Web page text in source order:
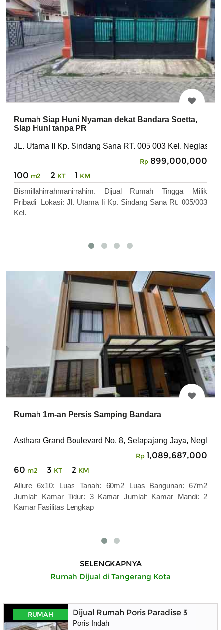
Rumah Siap Huni Nyaman dekat Bandara Soetta,
Siap Huni tanpa PR
JL. Utama II Kp. Sindang Sana RT. 005 003 Kel.
Rp 899,000,000
100 m2 2 KT 1 KM
Bismillahirrahmanirrahim. Dijual Rumah Tinggal Milik
Pribadi. Lokasi: Jl. Utama Ii Kp. Sindang Sana Rt. 005/003
Kel.
Rumah 1m-an Persis Samping Bandara
Asthara Grand Boulevard No. 8, Selapajang Jaya,
Rp 1,089,687,000
60 m2 3 KT 2 KM
Allure 6x10: Luas Tanah: 60m2 Luas Bangunan: 67m2
Jumlah Kamar Tidur: 3 Kamar Jumlah Kamar Mandi: 2
Kamar Fasilitas Lengkap
SELENGKAPNYA
Rumah Dijual di Tangerang Kota
RUMAH Dijual Rumah Poris Paradise 3
Poris Indah